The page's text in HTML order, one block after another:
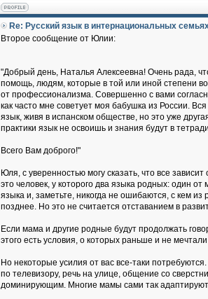
Re: Русский язык в интернациональных
Второе сообщение от Юлии:
"Добрый день, Наталья Алексеевна! Очень рада,
помощь, людям, которые в той или иной степени
от профессионализма. Совершенно с вами
как часто мне советует моя бабушка из России.
язык, живя в испанском обществе, но это уже
практики язык не освоишь и знания будут в
Всего Вам доброго!"
Юля, с уверенностью могу сказать, что все
это человек, у которого два языка родных: один
языка и, заметьте, никогда не ошибаются, с кем из
позднее. Но это не считается отставанием в
Если мама и другие родные будут продолжать
этого есть условия, о которых раньше и не
Но некоторые усилия от вас все-таки
по телевизору, речь на улице, общение со
доминирующим. Многие мамы сами так